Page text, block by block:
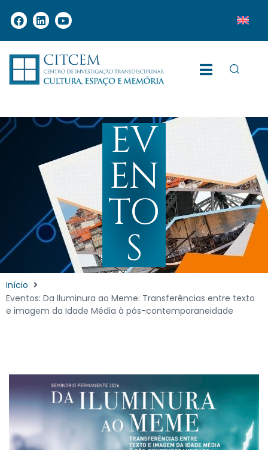
EV
EN
TO
S
Início
Eventos: Da Iluminura ao Meme: Transferências entre texto
e imagem da Idade Média à pós-contemporaneidade